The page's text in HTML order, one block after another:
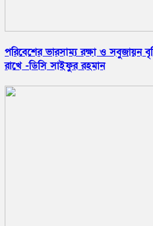
পরিবেশের ভারসাম্য রক্ষা ও সবুজায়ন
রাখে -ডিসি সাইফুর রহমান